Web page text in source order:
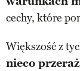
cechy, które
Większość z
nieco